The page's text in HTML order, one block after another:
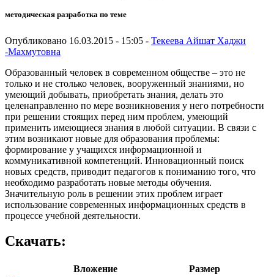
методическая разработка по теме
Опубликовано 16.03.2015 - 15:05 - Текеева Айшат Хаджи
-Махмутовна
Образованный человек в современном обществе – это не
только и не столько человек, вооруженный знаниями, но
умеющий добывать, приобретать знания, делать это
целенаправленно по мере возникновения у него потребности
при решении стоящих перед ним проблем, умеющий
применить имеющиеся знания в любой ситуации. В связи с
этим возникают новые для образования проблемы:
формирование у учащихся информационной и
коммуникативной компетенций. Инновационный поиск
новых средств, приводит педагогов к пониманию того, что
необходимо разработать новые методы обучения.
Значительную роль в решении этих проблем играет
использование современных информационных средств в
процессе учебной деятельности.
Скачать:
Вложение
Размер